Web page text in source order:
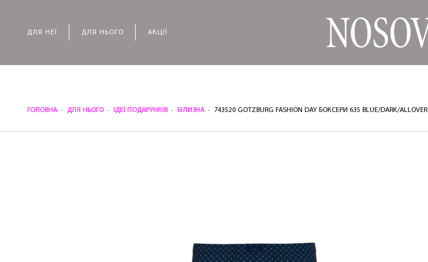
ДЛЯ НЕЇ ДЛЯ НЬОГО АКЦІЇ
ГОЛОВНА ДЛЯ НЬОГО ІДЕЇ ПОДАРУНКІВ БІЛИЗНА 743520 GOTZBURG FASHION DAY БОКСЕРИ 635 BLUE/DARK/ALLOVER